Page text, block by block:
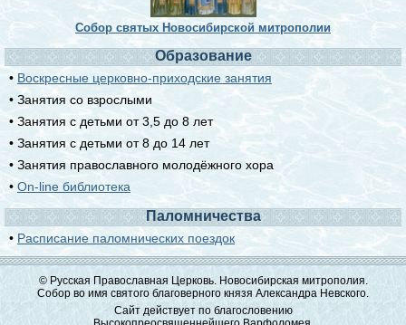
Собор святых Новосибирской митрополии
Образование
• Воскресные церковно-приходские занятия
• Занятия со взрослыми
• Занятия с детьми от 3,5 до 8 лет
• Занятия с детьми от 8 до 14 лет
• Занятия православного молодёжного хора
• On-line библиотека
Паломничества
• Расписание паломнических поездок
© Русская Православная Церковь. Новосибирская митрополия.
Собор во имя святого благоверного князя Александра Невского.
Сайт действует по благословению